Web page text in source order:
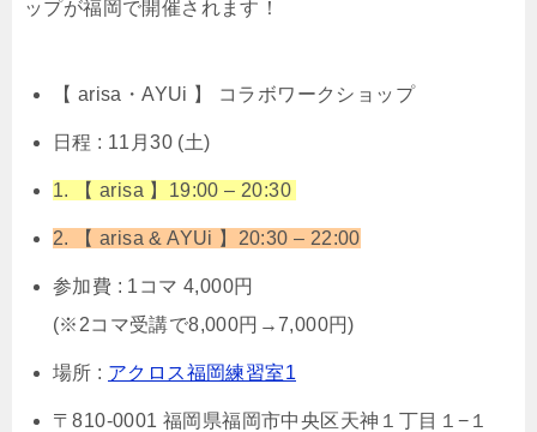
ップが福岡で開催されます！
【 arisa・AYUi 】 コラボワークショップ
日程 : 11月30 (土)
1. 【 arisa 】19:00 – 20:30
2. 【 arisa & AYUi 】20:30 – 22:00
参加費 : 1コマ 4,000円
(※2コマ受講で8,000円→7,000円)
場所 : アクロス福岡練習室1
〒810-0001 福岡県福岡市中央区天神１丁目１−１